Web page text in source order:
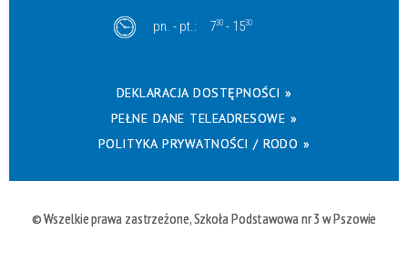
pn. - pt.: 730 - 1530
DEKLARACJA DOSTĘPNOŚCI »
PEŁNE DANE TELEADRESOWE »
POLITYKA PRYWATNOŚCI / RODO »
© Wszelkie prawa zastrzeżone, Szkoła Podstawowa nr 3 w Pszowie